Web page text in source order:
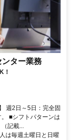
ンター業務
！
週2日～5日：完全固
ㅤ ■シフトパターンは
記載...
は毎週土曜日と日曜